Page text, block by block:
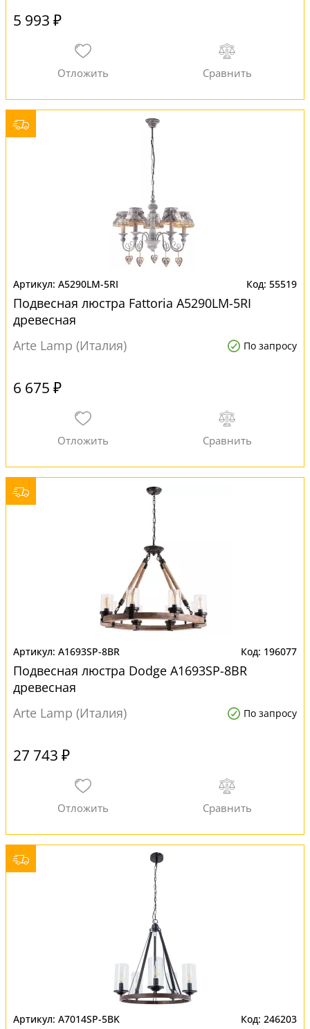
5 993 ₽
A5290LM-5RI 55519
Подвесная люстра Fattoria A5290LM-5RI
древесная
Arte Lamp (Италия)
По запросу
6 675 ₽
A1693SP-8BR 196077
Подвесная люстра Dodge A1693SP-8BR
древесная
Arte Lamp (Италия)
По запросу
27 743 ₽
A7014SP-5BK 246203